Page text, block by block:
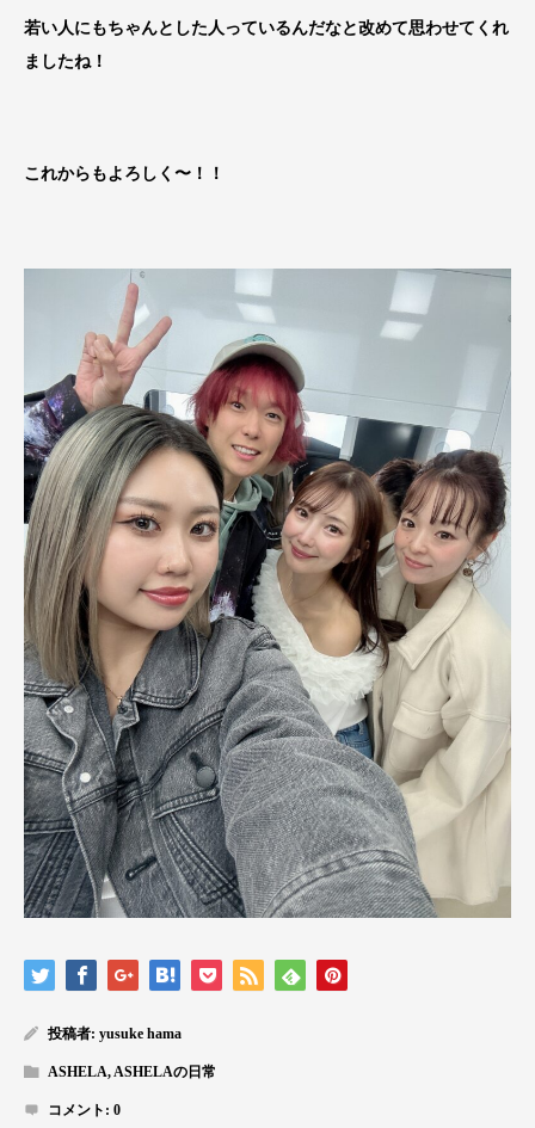
若い人にもちゃんとした人っているんだなと改めて思わせてくれ
ましたね！
これからもよろしく〜！！
投稿者: yusuke hama
ASHELA,ASHELAの日常
コメント: 0